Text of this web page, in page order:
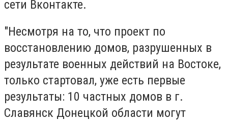
сети Вконтакте.
"Несмотря на то, что проект по
восстановлению домов, разрушенных в
результате военных действий на Востоке,
только стартовал, уже есть первые
результаты: 10 частных домов в г.
Славянск Донецкой области могут